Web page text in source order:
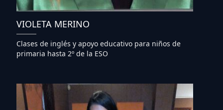
VIOLETA MERINO
Clases de inglés y apoyo educativo para niños de
primaria hasta 2º de la ESO